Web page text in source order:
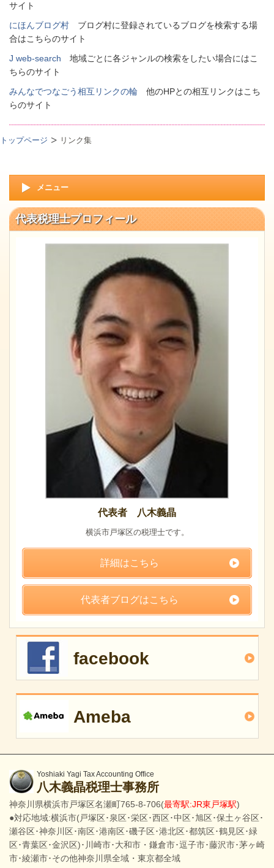
サイト
にほんブログ村 ブログ村に登録されているブログを検索する場
合はこちらのサイト
J web-search 地域ごとに各ジャンルの検索をしたい場合にはこ
ちらのサイト
みんなでつなごう相互リンクの輪 他のHPとの相互リンクはこち
らのサイト
トップページ リンク集
メニュー
代表税理士プロフィール
代表者 八木義晶
横浜市戸塚区の税理士です。
詳細はこちら
代表者ブログはこちら
facebook
Ameba
Yoshiaki Yagi Tax Accounting Office
八木義晶税理士事務所
神奈川県横浜市戸塚区名瀬町765-8-706(最寄駅:JR東戸塚駅)
●対応地域:横浜市(戸塚区･泉区･栄区･西区･中区･旭区･保土ヶ谷区･
瀬谷区･神奈川区･南区･港南区･磯子区･港北区･都筑区･鶴見区･緑
区･青葉区･金沢区)･川崎市･大和市・鎌倉市･逗子市･藤沢市･茅ヶ崎
市･綾瀬市･その他神奈川県全域・東京都全域